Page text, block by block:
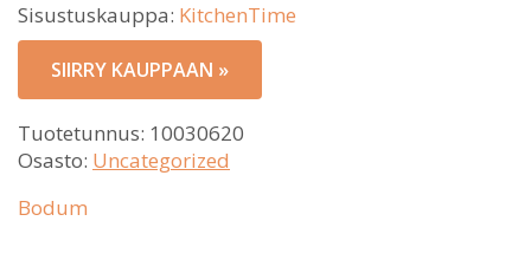
Sisustuskauppa: KitchenTime
SIIRRY KAUPPAAN »
Tuotetunnus: 10030620
Osasto: Uncategorized
Bodum